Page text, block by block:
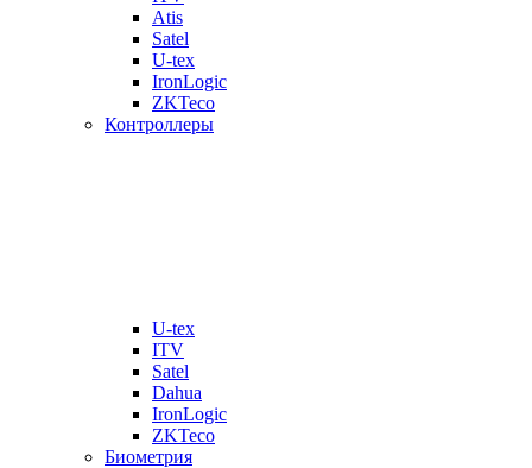
Atis
Satel
U-tex
IronLogic
ZKTeco
Контроллеры
U-tex
ITV
Satel
Dahua
IronLogic
ZKTeco
Биометрия